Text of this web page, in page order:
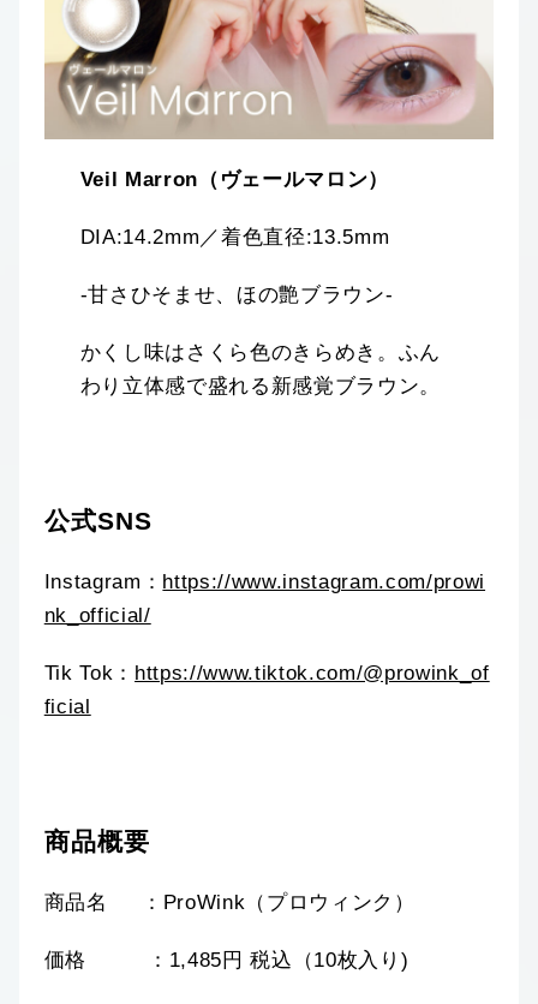
Veil Marron（ヴェールマロン）
DIA:14.2mm／着色直径:13.5mm
‐甘さひそませ、ほの艶ブラウン‐
かくし味はさくら色のきらめき。ふん
わり立体感で盛れる新感覚ブラウン。
公式SNS
Instagram： https://www.instagram.com/prowi
nk_official/
Tik Tok： https://www.tiktok.com/@prowink_of
ficial
商品概要
商品名 ：ProWink（プロウィンク）
価格 ：1,485円 税込（10枚入り)